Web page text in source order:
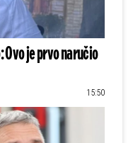
Ovo je prvo naručio
15:50